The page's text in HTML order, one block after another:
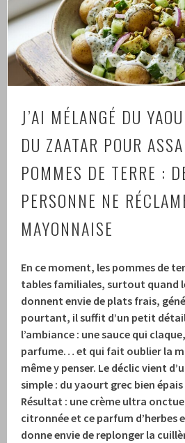
J’AI MÉLANGÉ DU
DU ZAATAR POUR
POMMES DE TERRE :
PERSONNE NE
MAYONNAISE
En ce moment, les pommes de
tables familiales, surtout quand
donnent envie de plats frais,
pourtant, il suffit d’un petit
l’ambiance : une sauce qui
parfume… et qui fait oublier la
même y penser. Le déclic vient
simple : du yaourt grec bien
Résultat : une crème ultra
citronnéeet ce parfum d’herbes
donne envie de replonger la